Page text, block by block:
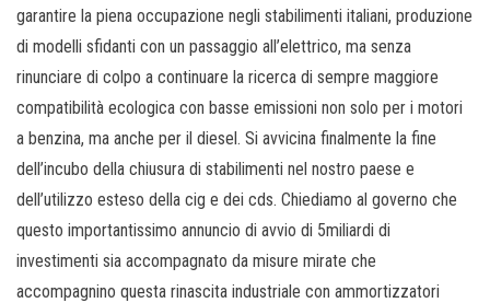
garantire la piena occupazione negli stabilimenti italiani, produzione
di modelli sfidanti con un passaggio all’elettrico, ma senza
rinunciare di colpo a continuare la ricerca di sempre maggiore
compatibilità ecologica con basse emissioni non solo per i motori
a benzina, ma anche per il diesel. Si avvicina finalmente la fine
dell’incubo della chiusura di stabilimenti nel nostro paese e
dell’utilizzo esteso della cig e dei cds. Chiediamo al governo che
questo importantissimo annuncio di avvio di 5miliardi di
investimenti sia accompagnato da misure mirate che
accompagnino questa rinascita industriale con ammortizzatori